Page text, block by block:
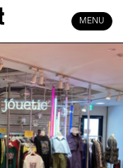
MENU